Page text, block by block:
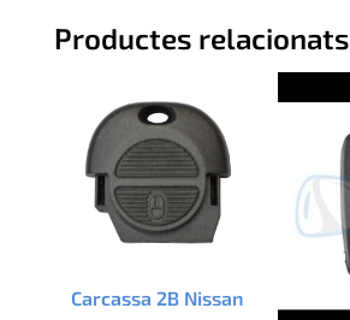
Productes relacionats
Carcassa 2B Nissan